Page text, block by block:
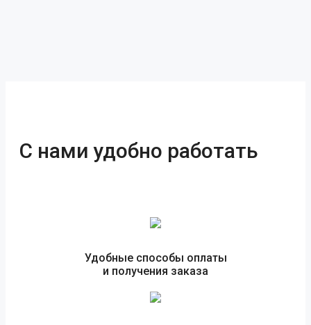
С нами удобно работать
Удобные способы оплаты
и получения заказа